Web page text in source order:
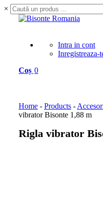
×
Intra in cont
Inregistreaza-
Coș 0
Home - Products -
vibrator Bisonte 1,88 m
Rigla vibrator